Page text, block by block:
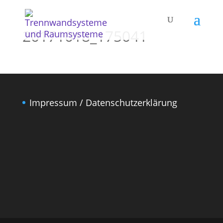
20171018_175041
Impressum / Datenschutzerklärung